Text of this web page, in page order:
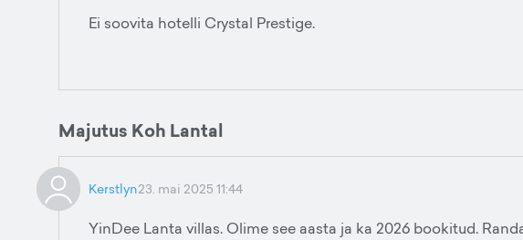
Ei soovita hotelli Crystal Prestige.
Majutus Koh Lantal
Kerstlyn23. mai 2025 11:44
YinDee Lanta villas. Olime see aasta ja ka 2026 bookitud.